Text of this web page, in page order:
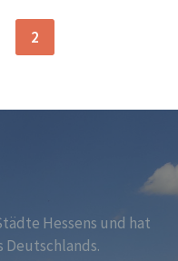
2
Hessens und hat
Deutschlands.